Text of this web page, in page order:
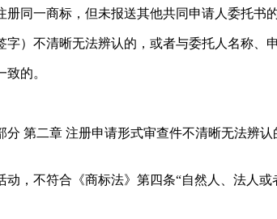
同一商标，但未报送其他共同申请人委托书的
）不清晰无法辨认的，或者与委托人名称、
的。
第二章 注册申请形式审查件不清晰无法辨
，不符合《商标法》第四条“自然人、法人